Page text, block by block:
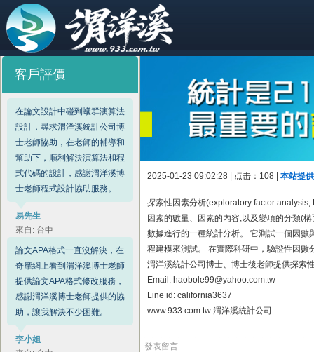
客戶評價
在論文設計中碰到蟻群演算法
設計，尋求渭洋溪統計公司博
士老師協助，在老師的輔導和
幫助下，順利解決演算法和程
式代碼的設計，感謝渭洋溪博
士老師程式設計協助服務。
易先生
來自: 台中
論文APA格式一直沒解決，在
奇摩網上看到渭洋溪博士老師
提供論文APA格式修改服務，
感謝渭洋溪博士老師提供的協
助，讓我解決不少困難。
李小姐
2025-01-23 09:02:28 | 点击： 108 | 本站提
探索性因素分析(exploratory factor
因素的數量、因素的內容,以及變項的分類(
數據進行的一種統計分析。 它測試一個因
程建模來測試。 在實際科研中，驗證性因
渭洋溪統計公司博士、博士後老師提供探索
Email: haobole99@yahoo.com.tw
Line id: california3637
www.933.com.tw 渭洋溪統計公司
發表留言